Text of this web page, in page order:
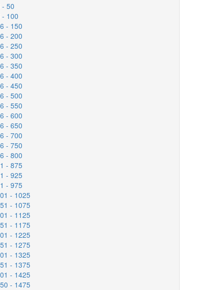
- 50
100
- 150
- 200
- 250
- 300
- 350
- 400
- 450
- 500
- 550
- 600
- 650
- 700
- 750
- 800
- 875
- 925
- 975
- 1025
- 1075
- 1125
- 1175
- 1225
- 1275
- 1325
- 1375
- 1425
- 1475